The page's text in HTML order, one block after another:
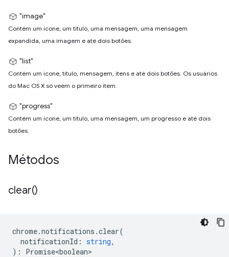
"image"
Contém um ícone, um título, uma mensagem, uma mensagem
expandida, uma imagem e até dois botões.
"list"
Contém um ícone, título, mensagem, itens e até dois botões. Os usuários
do Mac OS X só veem o primeiro item.
"progress"
Contém um ícone, um título, uma mensagem, um progresso e até dois
botões.
Métodos
clear()
chrome.notifications .clear(
notificationId : string,
) : Promise<boolean>